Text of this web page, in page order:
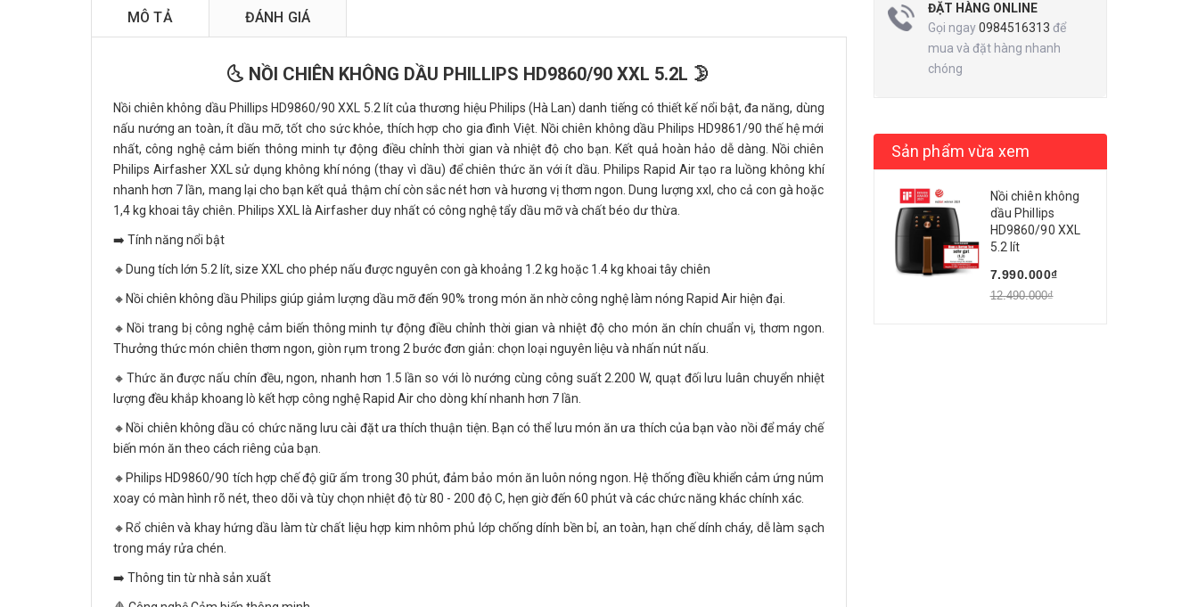
MÔ TẢ ĐÁNH GIÁ
🌜 NỒI CHIÊN KHÔNG DẦU PHILLIPS HD9860/90 XXL 5.2L 🌛
Nồi chiên không dầu Phillips HD9860/90 XXL 5.2 lít của thương hiệu Philips (Hà Lan) danh tiếng có thiết kế nổi bật, đa năng, dùng
nấu nướng an toàn, ít dầu mỡ, tốt cho sức khỏe, thích hợp cho gia đình Việt. Nồi chiên không dầu Philips HD9861/90 thế hệ mới
nhất, công nghệ cảm biến thông minh tự động điều chỉnh thời gian và nhiệt độ cho bạn. Kết quả hoàn hảo dễ dàng. Nồi chiên
Philips Airfasher XXL sử dụng không khí nóng (thay vì dầu) để chiên thức ăn với ít dầu. Philips Rapid Air tạo ra luồng không khí
nhanh hơn 7 lần, mang lại cho bạn kết quả thậm chí còn sắc nét hơn và hương vị thơm ngon. Dung lượng xxl, cho cả con gà hoặc
1,4 kg khoai tây chiên. Philips XXL là Airfasher duy nhất có công nghệ tẩy dầu mỡ và chất béo dư thừa.
➡️ Tính năng nổi bật
🔸Dung tích lớn 5.2 lít, size XXL cho phép nấu được nguyên con gà khoảng 1.2 kg hoặc 1.4 kg khoai tây chiên
🔸Nồi chiên không dầu Philips giúp giảm lượng dầu mỡ đến 90% trong món ăn nhờ công nghệ làm nóng Rapid Air hiện đại.
🔸Nồi trang bị công nghệ cảm biến thông minh tự động điều chỉnh thời gian và nhiệt độ cho món ăn chín chuẩn vị, thơm ngon.
Thưởng thức món chiên thơm ngon, giòn rụm trong 2 bước đơn giản: chọn loại nguyên liệu và nhấn nút nấu.
🔸Thức ăn được nấu chín đều, ngon, nhanh hơn 1.5 lần so với lò nướng cùng công suất 2.200 W, quạt đối lưu luân chuyển nhiệt
lượng đều khắp khoang lò kết hợp công nghệ Rapid Air cho dòng khí nhanh hơn 7 lần.
🔸Nồi chiên không dầu có chức năng lưu cài đặt ưa thích thuận tiện. Bạn có thể lưu món ăn ưa thích của bạn vào nồi để máy chế
biến món ăn theo cách riêng của bạn.
🔸Philips HD9860/90 tích hợp chế độ giữ ấm trong 30 phút, đảm bảo món ăn luôn nóng ngon. Hệ thống điều khiển cảm ứng núm
xoay có màn hình rõ nét, theo dõi và tùy chọn nhiệt độ từ 80 - 200 độ C, hẹn giờ đến 60 phút và các chức năng khác chính xác.
🔸Rổ chiên và khay hứng dầu làm từ chất liệu hợp kim nhôm phủ lớp chống dính bền bỉ, an toàn, hạn chế dính cháy, dễ làm sạch
trong máy rửa chén.
➡️ Thông tin từ nhà sản xuất
ĐẶT HÀNG ONLINE
Gọi ngay0984516313 để
mua và đặt hàng nhanh
chóng
Sản phẩm vừa xem
Nồi chiên không
dầu Phillips
HD9860/90 XXL
5.2 lít
7.990.000₫
12.490.000₫